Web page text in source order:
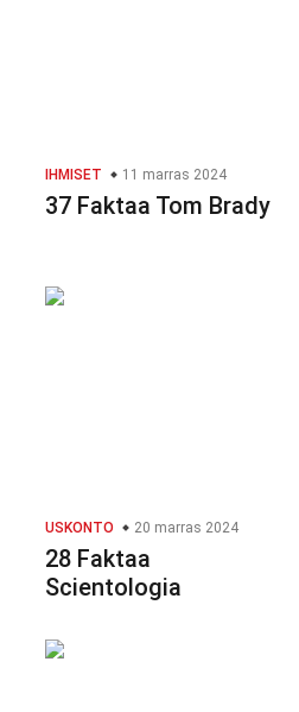
IHMISET 11 marras 2024
37 Faktaa Tom Brady
USKONTO 20 marras 2024
28 Faktaa
Scientologia